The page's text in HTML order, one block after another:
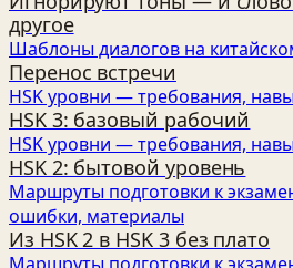
другое
Шаблоны диалогов на
Перенос встречи
HSK уровни — требования,
HSK 3: базовый рабочий
HSK уровни — требования,
HSK 2: бытовой уровень
Маршруты подготовки к
ошибки, материалы
Из HSK 2 в HSK 3 без плато